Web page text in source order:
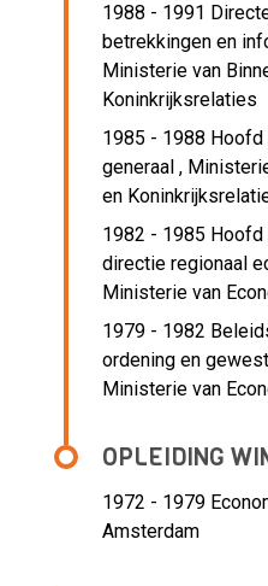
1988 - 1991
betrekkingen en
Ministerie van
Koninkrijksrelaties
1985 - 1988
generaal ,
en
1982 - 1985 Hoofd
directie regionaal
Ministerie van
1979 - 1982
ordening en
Ministerie van
OPLEIDING
1972 - 1979
Amsterdam